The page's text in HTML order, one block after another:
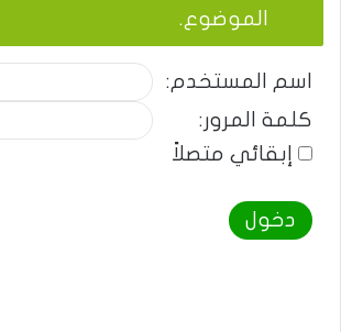
الموضوع.
اسم المستخدم:
كلمة المرور:
إبقائي متصلاً
دخول